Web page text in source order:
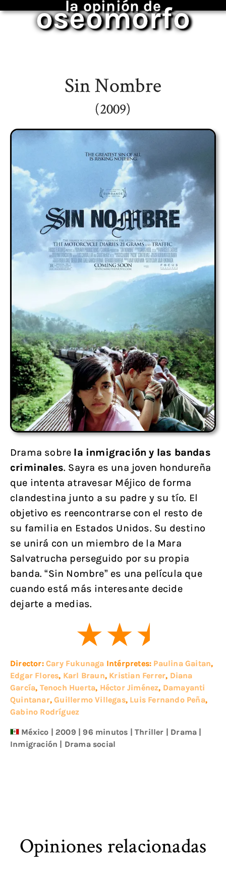
la opinión de
oseomorfo
Sin Nombre
(2009)
Drama sobre la inmigración y las bandas
criminales. Sayra es una joven hondureña
que intenta atravesar Méjico de forma
clandestina junto a su padre y su tío. El
objetivo es reencontrarse con el resto de
su familia en Estados Unidos. Su destino
se unirá con un miembro de la Mara
Salvatrucha perseguido por su propia
banda. “Sin Nombre” es una película que
cuando está más interesante decide
dejarte a medias.
Director: Cary Fukunaga Intérpretes: Paulina Gaitan,
Edgar Flores, Karl Braun, Kristian Ferrer, Diana
García, Tenoch Huerta, Héctor Jiménez, Damayanti
Quintanar,Guillermo Villegas, Luis Fernando Peña,
Gabino Rodríguez
México |2009 | 96 minutos |Thriller | Drama |
Inmigración | Drama social
Opiniones relacionadas